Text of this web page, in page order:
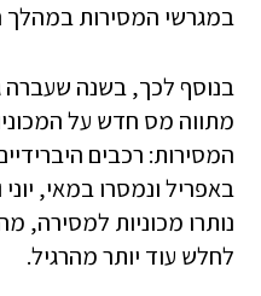
במגרשי המסירות במהלך
בנוסף לכך, בשנה שעברה
מתווה מס חדש על
המסירות: רכבים
באפריל ונמסרו במאי,
לחלש עוד יותר מהרגיל.